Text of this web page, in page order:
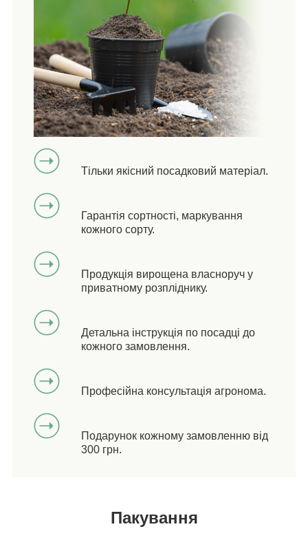
Тільки якісний посадковий матеріал.
Гарантія сортності, маркування
кожного сорту.
Продукція вирощена власноруч у
приватному розпліднику.
Детальна інструкція по посадці до
кожного замовлення.
Професійна консультація агронома.
Подарунок кожному замовленню від
300 грн.
Пакування